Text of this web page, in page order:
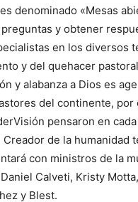
denominado «Mesas
y obtener
en los diversos
y del quehacer
y alabanza a Dios es
del continente, por
pensaron en
de la humanidad
con ministros de la
Calveti, Kristy
y Blest.